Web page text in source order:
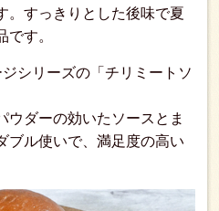
。すっきりとした後味で夏
す。
シリーズの「チリミートソ
ウダーの効いたソースとま
ブル使いで、満足度の高い